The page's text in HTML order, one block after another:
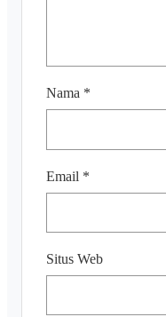
Nama *
Email *
Situs Web